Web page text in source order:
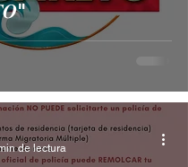
de lectura